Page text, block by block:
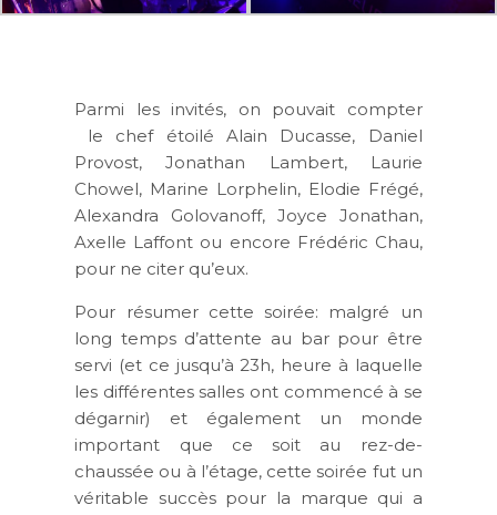
Parmi les invités, on pouvait compter
le chef étoilé Alain Ducasse, Daniel
Provost, Jonathan Lambert, Laurie
Chowel, Marine Lorphelin, Elodie Frégé,
Alexandra Golovanoff, Joyce Jonathan,
Axelle Laffont ou encore Frédéric Chau,
pour ne citer qu’eux.
Pour résumer cette soirée: malgré un
long temps d’attente au bar pour être
servi (et ce jusqu’à 23h, heure à laquelle
les différentes salles ont commencé à se
dégarnir) et également un monde
important que ce soit au rez-de-
chaussée ou à l’étage, cette soirée fut un
véritable succès pour la marque qui a